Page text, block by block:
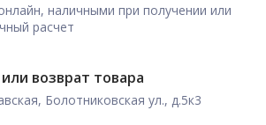
наличными при получении или
расчет
возврат товара
Болотниковская ул., д.5к3